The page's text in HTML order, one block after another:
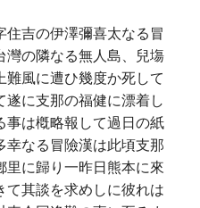
吉の伊澤彌喜太なる冒
の隣なる無人島、兒塲
風に遭ひ幾度か死して
に支那の福健に漂着し
は槪略報して過日の紙
なる冒險漢は此頃支那
に歸り一昨日熊本に來
其談を求めしに彼れは